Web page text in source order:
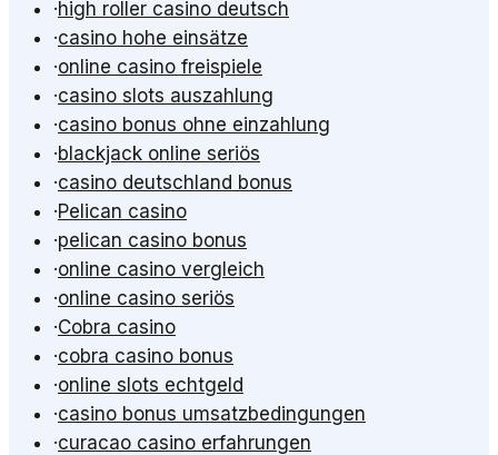
·high roller casino deutsch
·casino hohe einsätze
·online casino freispiele
·casino slots auszahlung
·casino bonus ohne einzahlung
·blackjack online seriös
·casino deutschland bonus
·Pelican casino
·pelican casino bonus
·online casino vergleich
·online casino seriös
·Cobra casino
·cobra casino bonus
·online slots echtgeld
·casino bonus umsatzbedingungen
·curacao casino erfahrungen